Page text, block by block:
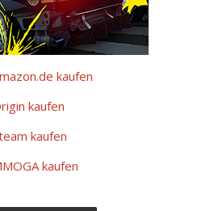
kaufen
kaufen
kaufen
kaufen